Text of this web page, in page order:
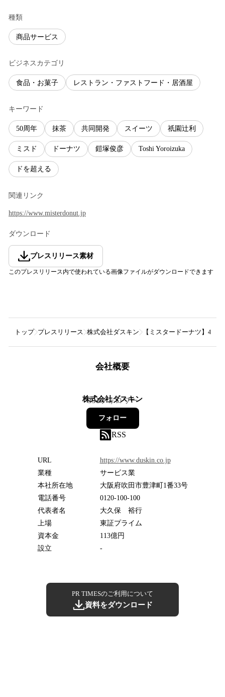
種類
商品サービス
ビジネスカテゴリ
食品・お菓子 レストラン・ファストフード・居酒屋
キーワード
50周年 抹茶 共同開発 スイーツ 祇園辻利
ミスド ドーナツ 鎧塚俊彦 Toshi Yoroizuka
ドを超える
関連リンク
https://www.misterdonut.jp
ダウンロード
プレスリリース素材
このプレスリリース内で使われている画像ファイルがダウンロードできます
トップ プレスリリース 株式会社ダスキン 【ミスタードーナツ】4月
会社概要
株式会社ダスキン
351フォロワー
フォロー
RSS
URL
https://www.duskin.co.jp
業種
サービス業
本社所在地
大阪府吹田市豊津町1番33号
電話番号
0120-100-100
代表者名
大久保 裕行
上場
東証プライム
資本金
113億円
設立
-
PR TIMESのご利用について
資料をダウンロード